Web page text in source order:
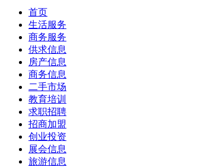
首页
生活服务
商务服务
供求信息
房产信息
商务信息
二手市场
教育培训
求职招聘
招商加盟
创业投资
展会信息
旅游信息